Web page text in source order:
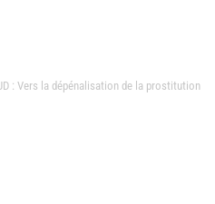
: Vers la dépénalisation de la prostitution